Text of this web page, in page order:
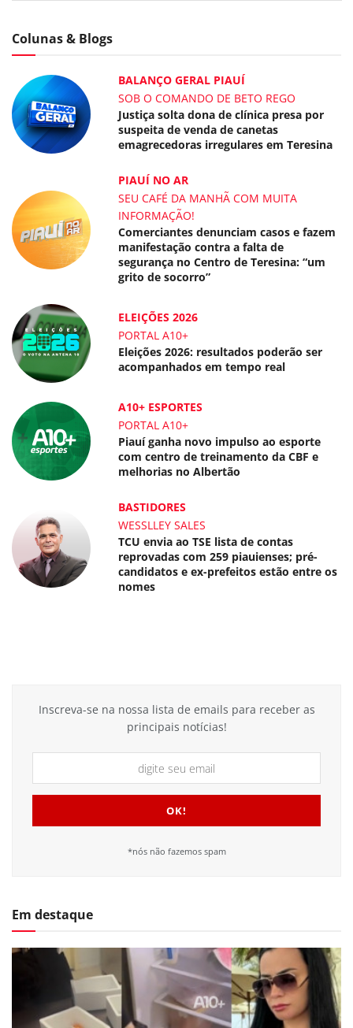
Colunas & Blogs
BALANÇO GERAL PIAUÍ
SOB O COMANDO DE BETO REGO
Justiça solta dona de clínica presa por
suspeita de venda de canetas
emagrecedoras irregulares em Teresina
PIAUÍ NO AR
SEU CAFÉ DA MANHÃ COM MUITA
INFORMAÇÃO!
Comerciantes denunciam casos e fazem
manifestação contra a falta de
segurança no Centro de Teresina: “um
grito de socorro”
ELEIÇÕES 2026
PORTAL A10+
Eleições 2026: resultados poderão ser
acompanhados em tempo real
A10+ ESPORTES
PORTAL A10+
Piauí ganha novo impulso ao esporte
com centro de treinamento da CBF e
melhorias no Albertão
BASTIDORES
WESSLLEY SALES
TCU envia ao TSE lista de contas
reprovadas com 259 piauienses; pré-
candidatos e ex-prefeitos estão entre os
nomes
Inscreva-se na nossa lista de emails para receber as
principais notícias!
*nós não fazemos spam
Em destaque